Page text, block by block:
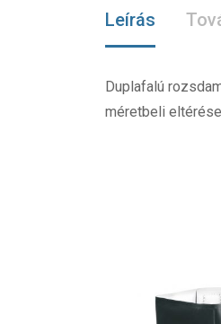
Leírás
Duplafalú
méretbeli